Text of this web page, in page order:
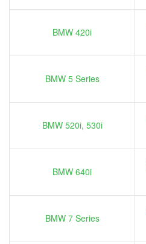
BMW 420i
BMW 5 Series
BMW 520i, 530i
BMW 640i
BMW 7 Series